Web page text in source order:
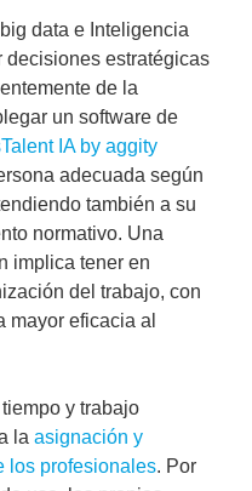
data e Inteligencia
decisiones estratégicas
de la
un software de
IA by aggity
adecuada según
también a su
normativo. Una
implica tener en
del trabajo, con
mayor eficacia al
y trabajo
la asignación y
los profesionales. Por